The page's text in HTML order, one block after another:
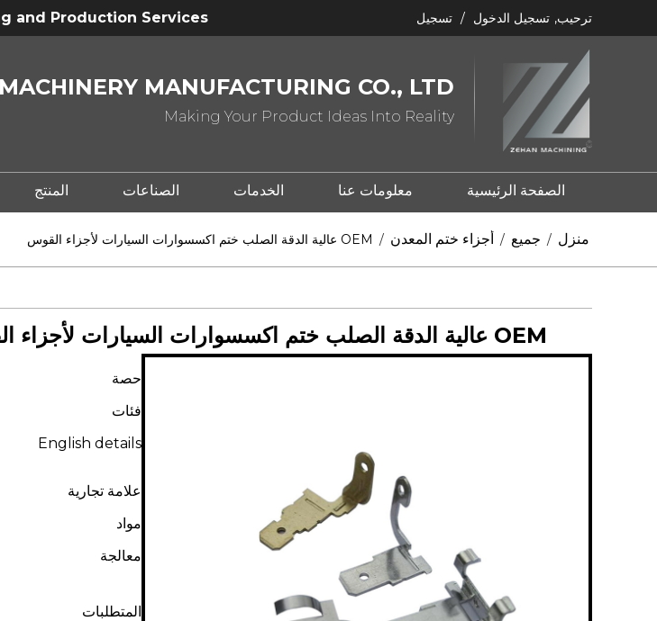
ترحيب, تسجيل الدخول / تسجيل and Production Services
MANUFACTURING CO., LTD
Making Your Product Ideas Into Reality
الصفحة الرئيسية معلومات عنا الخدمات الصناعات المنتج
منزل / جميع / أجزاء ختم المعدن / OEM عالية الدقة الصلب ختم اكسسوارات السيارات لأجزاء القوس
OEM عالية الدقة الصلب ختم اكسسوارات السيارات لأجزاء القوس
حصة
فئات
English details
علامة تجارية
مواد
معالجة
المتطلبات